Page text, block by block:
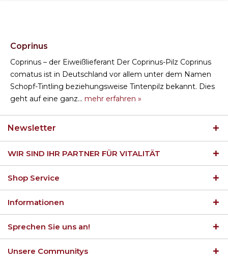
Coprinus
Coprinus – der Eiweißlieferant Der Coprinus-Pilz Coprinus
comatus ist in Deutschland vor allem unter dem Namen
Schopf-Tintling beziehungsweise Tintenpilz bekannt. Dies
geht auf eine ganz... mehr erfahren »
Newsletter
WIR SIND IHR PARTNER FÜR VITALITÄT
Shop Service
Informationen
Sprechen Sie uns an!
Unsere Communitys